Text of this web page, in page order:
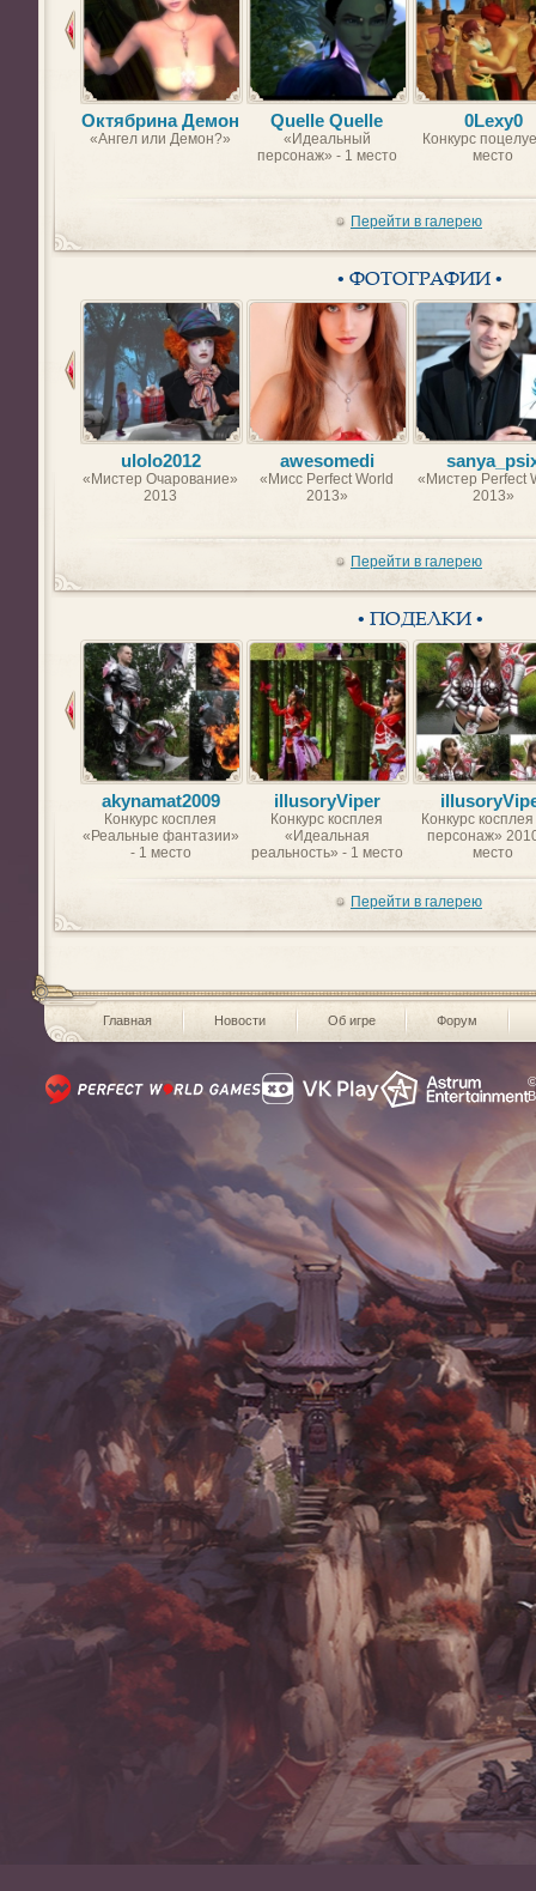
Октябрина Демон
«Ангел или Демон?»
Quelle Quelle
«Идеальный
персонаж» - 1 место
0Lexy0
Конкурс
место
Перейти в галерею
• ФОТОГРАФИИ •
ulolo2012
«Мистер Очарование»
2013
awesomedi
«Мисс Perfect World
2013»
«Мистер Perfect
2013»
Перейти в галерею
• ПОДЕЛКИ •
akynamat2009
Конкурс косплея
«Реальные фантазии»
- 1 место
illusoryViper
Конкурс косплея
«Идеальная
реальность» - 1 место
Конкурс
персонаж»
место
Перейти в галерею
Главная Новости Об игре Форум